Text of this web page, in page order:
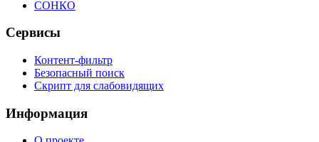
СОНКО
Сервисы
Контент-фильтр
Безопасный поиск
Скрипт для слабовидящих
Информация